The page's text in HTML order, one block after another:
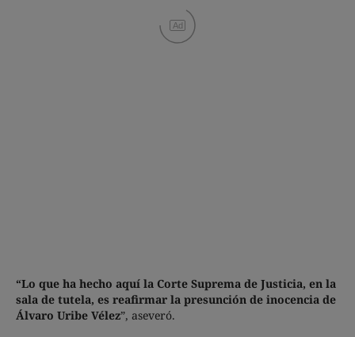
Ad
“Lo que ha hecho aquí la Corte Suprema de Justicia, en la
sala de tutela, es reafirmar la presunción de inocencia de
Álvaro Uribe Vélez”, aseveró.